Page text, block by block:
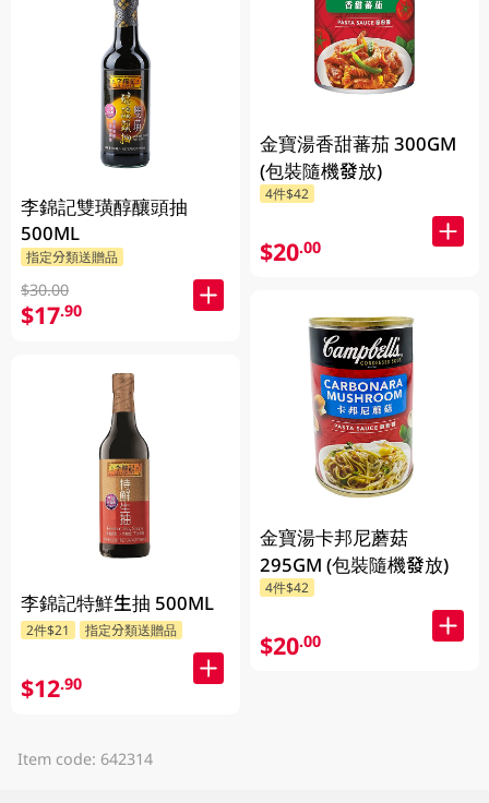
李錦記雙璜醇釀頭抽
500ML
指定分類送贈品
$30.00
$17.90
李錦記特鮮生抽 500ML
2件$21 指定分類送贈品
$12.90
金寶湯香甜蕃茄 300GM
(包裝隨機發放)
4件$42
$20.00
金寶湯卡邦尼蘑菇
295GM (包裝隨機發放)
4件$42
$20.00
Item code: 642314